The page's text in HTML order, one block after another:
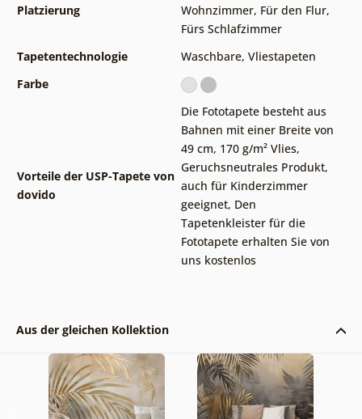
Platzierung
Wohnzimmer, Für den Flur,
Fürs Schlafzimmer
Tapetentechnologie
Waschbare, Vliestapeten
Farbe
Vorteile der USP-Tapete von
dovido
Die Fototapete besteht aus
Bahnen mit einer Breite von
49 cm, 170 g/m² Vlies,
Geruchsneutrales Produkt,
auch für Kinderzimmer
geeignet, Den
Tapetenkleister für die
Fototapete erhalten Sie von
uns kostenlos
Aus der gleichen Kollektion